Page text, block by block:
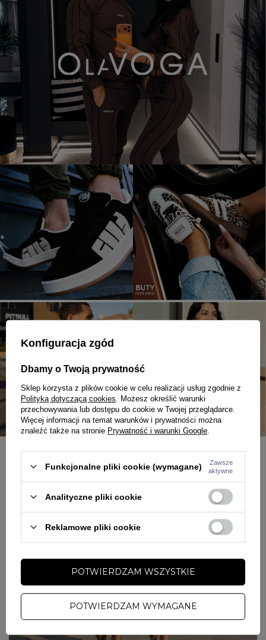
BLOG
Chino shorts na lato - streetwearowy look z klasycznym
Konfiguracja zgód
Dbamy o Twoją prywatność
Sklep korzysta z plików cookie w celu realizacji usług zgodnie z
Polityką dotyczącą cookies . Możesz określić warunki
przechowywania lub dostępu do cookie w Twojej przeglądarce.
Więcej informacji na temat warunków i prywatności można
znaleźć także na stronie Prywatność i warunki Google
Funkcjonalne pliki cookie (wymagane)
Zawsze
aktywne
Analityczne pliki cookie
Reklamowe pliki cookie
POTWIERDZAM WYMAGANE
POTWIERDZAM WSZYSTKIE